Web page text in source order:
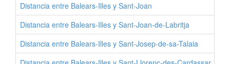
Distancia entre Balears-Illes y Sant-Joan
Distancia entre Balears-Illes y Sant-Joan-de-Labritja
Distancia entre Balears-Illes y Sant-Josep-de-sa-Talaia